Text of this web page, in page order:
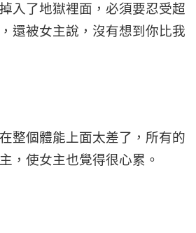
入了地獄裡面，必須要忍受超
還被女主說，沒有想到你比我
整個體能上面太差了，所有的
，使女主也覺得很心累。